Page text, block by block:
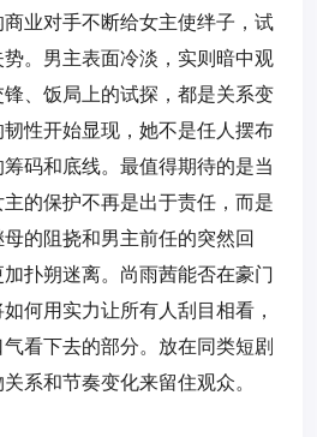
业对手不断给女主使绊子，试
。男主表面冷淡，实则暗中观
、饭局上的试探，都是关系变
性开始显现，她不是任人摆布
码和底线。最值得期待的是当
的保护不再是出于责任，而是
的阻挠和男主前任的突然回
扑朔迷离。尚雨茜能否在豪门
何用实力让所有人刮目相看，
看下去的部分。放在同类短剧
系和节奏变化来留住观众。